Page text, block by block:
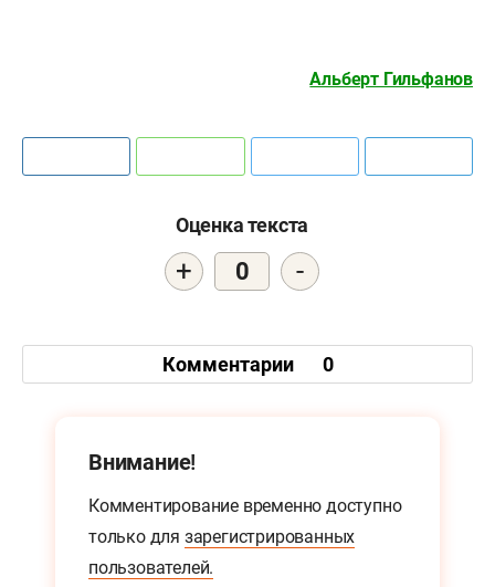
Альберт Гильфанов
Оценка текста
+ 0 -
Комментарии 0
Внимание!
Комментирование временно доступно
только для зарегистрированных
пользователей.